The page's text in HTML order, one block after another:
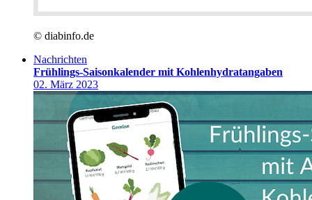
© diabinfo.de
Nachrichten
Frühlings-Saisonkalender mit Kohlenhydratangaben
02. März 2023